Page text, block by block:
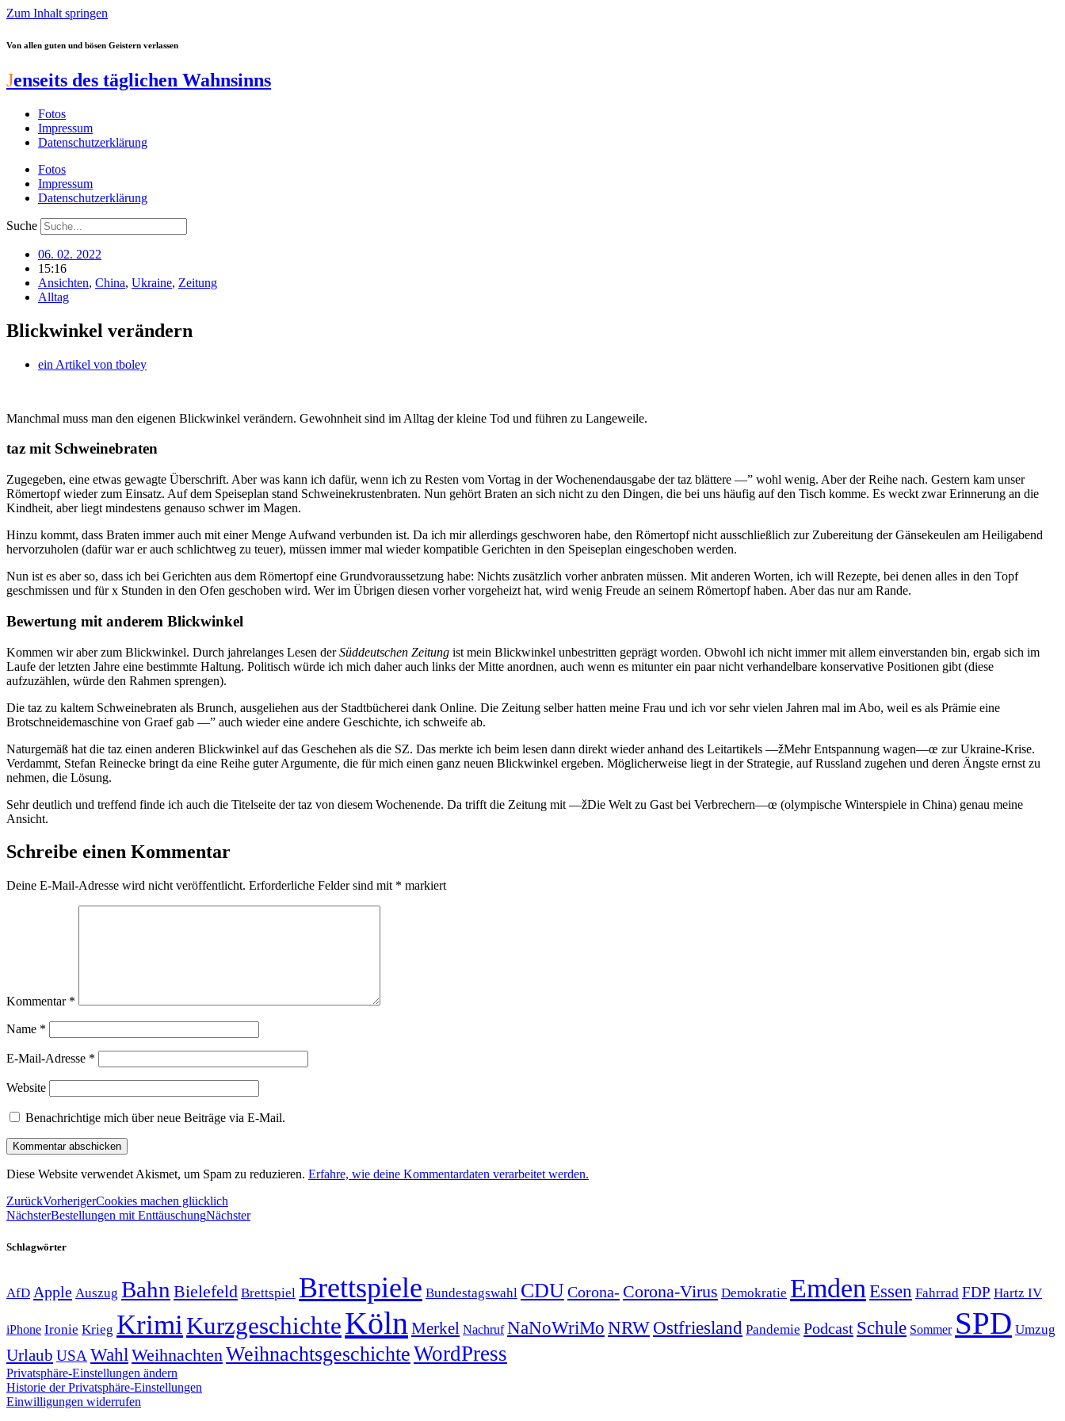
Zum Inhalt springen
Von allen guten und bösen Geistern verlassen
Jenseits des täglichen Wahnsinns
Fotos
Impressum
Datenschutzerklärung
Fotos
Impressum
Datenschutzerklärung
Suche
06. 02. 2022
15:16
Ansichten, China, Ukraine, Zeitung
Alltag
Blickwinkel verändern
ein Artikel von tboley
Manchmal muss man den eigenen Blickwinkel verändern. Gewohnheit sind im Alltag der kleine Tod und führen zu Langeweile.
taz mit Schweinebraten
Zugegeben, eine etwas gewagte Überschrift. Aber was kann ich dafür, wenn ich zu Resten vom Vortag in der Wochenendausgabe der taz blättere —” wohl wenig. Aber der Reihe nach. Gestern kam unser
Römertopf wieder zum Einsatz. Auf dem Speiseplan stand Schweinekrustenbraten. Nun gehört Braten an sich nicht zu den Dingen, die bei uns häufig auf den Tisch komme. Es weckt zwar Erinnerung an die
Kindheit, aber liegt mindestens genauso schwer im Magen.
Hinzu kommt, dass Braten immer auch mit einer Menge Aufwand verbunden ist. Da ich mir allerdings geschworen habe, den Römertopf nicht ausschließlich zur Zubereitung der Gänsekeulen am Heiligabend
hervorzuholen (dafür war er auch schlichtweg zu teuer), müssen immer mal wieder kompatible Gerichten in den Speiseplan eingeschoben werden.
Nun ist es aber so, dass ich bei Gerichten aus dem Römertopf eine Grundvoraussetzung habe: Nichts zusätzlich vorher anbraten müssen. Mit anderen Worten, ich will Rezepte, bei denen alles in den Topf
geschmissen und für x Stunden in den Ofen geschoben wird. Wer im Übrigen diesen vorher vorgeheizt hat, wird wenig Freude an seinem Römertopf haben. Aber das nur am Rande.
Bewertung mit anderem Blickwinkel
Kommen wir aber zum Blickwinkel. Durch jahrelanges Lesen derSüddeutschen Zeitung ist mein Blickwinkel unbestritten geprägt worden. Obwohl ich nicht immer mit allem einverstanden bin, ergab sich im
Laufe der letzten Jahre eine bestimmte Haltung. Politisch würde ich mich daher auch links der Mitte anordnen, auch wenn es mitunter ein paar nicht verhandelbare konservative Positionen gibt (diese
aufzuzählen, würde den Rahmen sprengen).
Die taz zu kaltem Schweinebraten als Brunch, ausgeliehen aus der Stadtbücherei dank Online. Die Zeitung selber hatten meine Frau und ich vor sehr vielen Jahren mal im Abo, weil es als Prämie eine
Brotschneidemaschine von Graef gab —” auch wieder eine andere Geschichte, ich schweife ab.
Naturgemäß hat die taz einen anderen Blickwinkel auf das Geschehen als die SZ. Das merkte ich beim lesen dann direkt wieder anhand des Leitartikels —žMehr Entspannung wagen—œ zur Ukraine-Krise.
Verdammt, Stefan Reinecke bringt da eine Reihe guter Argumente, die für mich einen ganz neuen Blickwinkel ergeben. Möglicherweise liegt in der Strategie, auf Russland zugehen und deren Ängste ernst zu
nehmen, die Lösung.
Sehr deutlich und treffend finde ich auch die Titelseite der taz von diesem Wochenende. Da trifft die Zeitung mit —žDie Welt zu Gast bei Verbrechern—œ (olympische Winterspiele in China) genau meine
Ansicht.
Schreibe einen Kommentar
Deine E-Mail-Adresse wird nicht veröffentlicht. Erforderliche Felder sind mit * markiert
Kommentar *
Name *
E-Mail-Adresse *
Website
Benachrichtige mich über neue Beiträge via E-Mail.
Diese Website verwendet Akismet, um Spam zu reduzieren. Erfahre, wie deine Kommentardaten verarbeitet werden.
ZurückVorherigerCookies machen glücklich
NächsterBestellungen mit EnttäuschungNächster
Schlagwörter
AfD Apple Auszug Bahn Bielefeld Brettspiel Brettspiele Bundestagswahl CDUCorona- Corona-Virus Demokratie Emden Essen Fahrrad FDP Hartz IV
iPhone Ironie Krieg Krimi KurzgeschichteKöln Merkel Nachruf NaNoWriMo NRWOstfriesland Pandemie Podcast Schule Sommer SPD Umzug
Urlaub USA Wahl Weihnachten WeihnachtsgeschichteWordPress
Privatsphäre-Einstellungen ändern
Historie der Privatsphäre-Einstellungen
Einwilligungen widerrufen